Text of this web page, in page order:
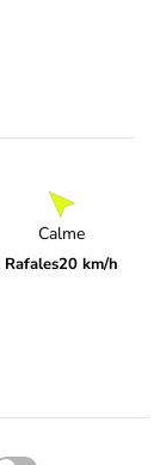
Calme
Rafales20 km/h